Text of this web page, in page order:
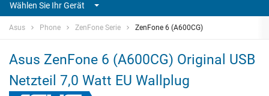
Wählen Sie Ihr Gerät
Asus Phone ZenFone Serie ZenFone 6 (A600CG)
Asus ZenFone 6 (A600CG) Original USB
Netzteil 7,0 Watt EU Wallplug